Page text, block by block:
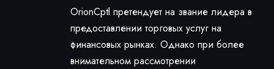
OrionCptl претендует на звание лидера в
предоставлении торговых услуг на
финансовых рынках. Однако при более
внимательном рассмотрении